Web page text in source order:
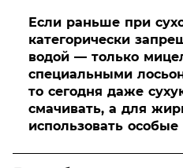
Если раньше при
категорически
водой — только
специальными
то сегодня даже
смачивать, а для
использовать особые